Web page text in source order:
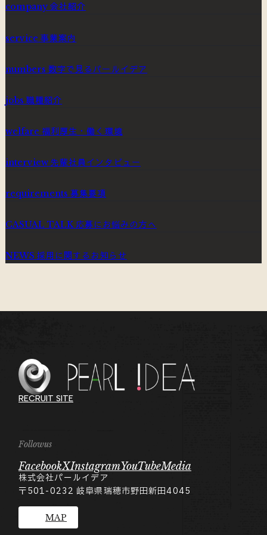
company 会社紹介
service 事業案内
numbers 数字で見るパールイデア
jobs 職種紹介
welfare 福利厚生・働く環境
interview 先輩社員インタビュー
requirements 募集要項
CASUAL TALK 応募にお悩みの方へ
NEWS 採用に関するお知らせ
RECRUIT SITE
Followus
FacebookXInstagramYouTubeMedia
株式会社パールイデア
〒501-0232 岐阜県瑞穂市野田新田4045
MAP